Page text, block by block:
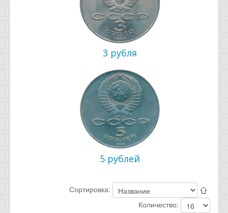
3 рубля
5 рублей
Сортировка:
Количество: